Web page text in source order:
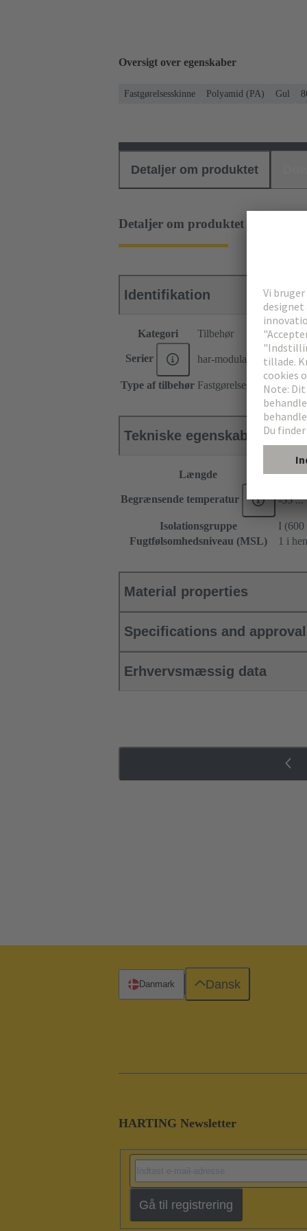
Oversigt over egenskaber
Fastgørelsesskinne Polyamid (PA) Gul
Detaljer om produktet
Detaljer om produktet
Identifikation
Kategori Tilbehør
Serier har-modular®
Type af tilbehør Fastgørelsesskinne
Tekniske egenskaber
Længde 86.26
Begrænsende temperatur -55 ...
Isolationsgruppe
I
Fugtfølsomhedsniveau (MSL)
1 i
Material properties
Specifications and
Erhvervsmæssig data
HARTING Newsletter
Gå til registrering
Danmark Dansk